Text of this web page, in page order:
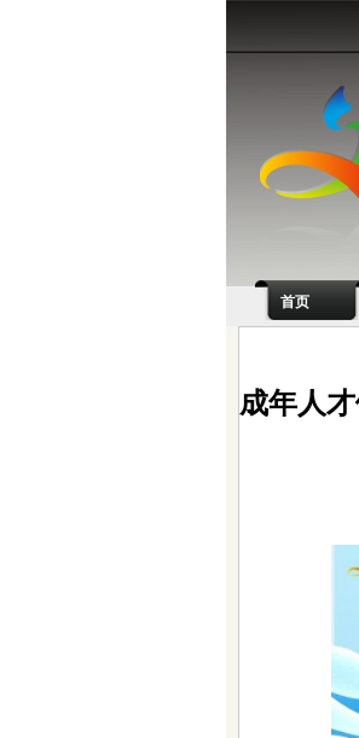
首页
成年人